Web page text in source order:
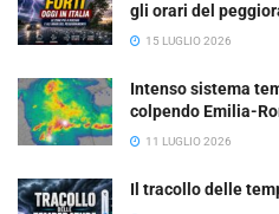
gli orari del
15 LUGLIO 2026
Intenso sistema
colpendo Emilia-
11 LUGLIO 2026
Il tracollo delle